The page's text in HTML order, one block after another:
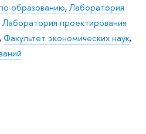
образованию,Лаборатория
Лаборатория проектирования
,Факультет экономических наук,